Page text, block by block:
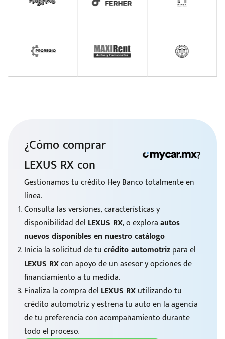
¿Cómo comprar
LEXUS RX con
?
Gestionamos tu crédito Hey Banco totalmente en
línea.
Consulta las versiones, características y
disponibilidad del LEXUS RX, o exploraautos
nuevos disponibles en nuestro catálogo
Inicia la solicitud de tucrédito automotrizpara el
LEXUS RXcon apoyo de un asesor y opciones de
financiamiento a tu medida.
Finaliza la compra del LEXUS RXutilizando tu
crédito automotriz y estrena tu auto en la agencia
de tu preferencia con acompañamiento durante
todo el proceso.